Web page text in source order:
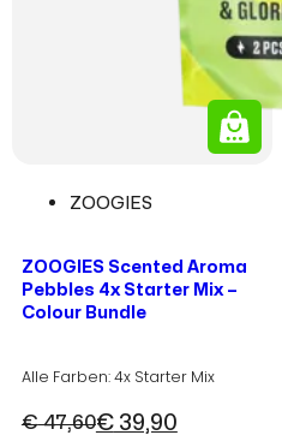
ZOOGIES
ZOOGIES Scented Aroma
Pebbles 4x Starter Mix –
Colour Bundle
Alle Farben: 4x Starter Mix
€47,60
Ursprünglicher
€39,90
Aktueller